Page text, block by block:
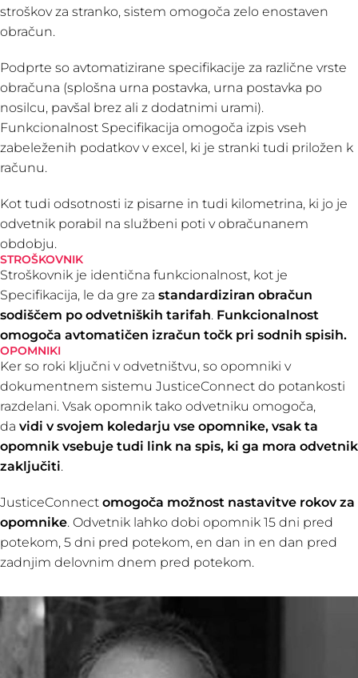
stroškov za stranko, sistem omogoča zelo enostaven
obračun.
Podprte so avtomatizirane specifikacije za različne vrste
obračuna (splošna urna postavka, urna postavka po
nosilcu, pavšal brez ali z dodatnimi urami).
Funkcionalnost Specifikacija omogoča izpis vseh
zabeleženih podatkov v excel, ki je stranki tudi priložen k
računu.
Kot tudi odsotnosti iz pisarne in tudi kilometrina, ki jo je
odvetnik porabil na službeni poti v obračunanem
obdobju.
STROŠKOVNIK
Stroškovnik je identična funkcionalnost, kot je
Specifikacija, le da gre za standardiziran obračun
sodiščem po odvetniških tarifah. Funkcionalnost
omogoča avtomatičen izračun točk pri sodnih spisih.
OPOMNIKI
Ker so roki ključni v odvetništvu, so opomniki v
dokumentnem sistemu JusticeConnect do potankosti
razdelani. Vsak opomnik tako odvetniku omogoča,
da vidi v svojem koledarju vse opomnike, vsak ta
opomnik vsebuje tudi link na spis, ki ga mora odvetnik
zaključiti.
JusticeConnect omogoča možnost nastavitve rokov za
opomnike. Odvetnik lahko dobi opomnik 15 dni pred
potekom, 5 dni pred potekom, en dan in en dan pred
zadnjim delovnim dnem pred potekom.